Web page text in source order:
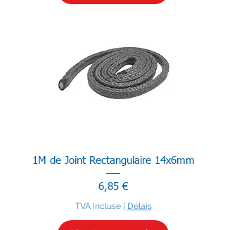
1M de Joint Rectangulaire 14x6mm
Prix
6,85 €
TVA Incluse| Délais